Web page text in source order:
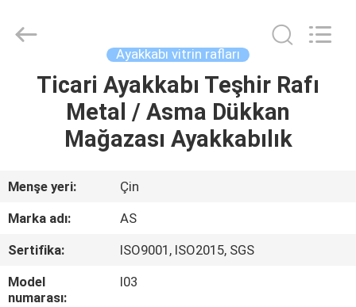
ÜRÜNLER
VIDEOLAR
FABRIKA
Shelves
Co.,Ltd.
Ayakkabı vitrin rafları
Ticari Ayakkabı Teşhir Rafı
Metal / Asma Dükkan
Mağazası Ayakkabılık
Menşe yeri:
Çin
Marka adı:
AS
Sertifika:
ISO9001, ISO2015, SGS
Model
numarası:
I03